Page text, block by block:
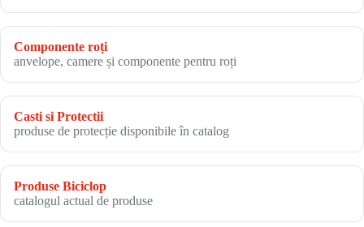
Componente roți
anvelope, camere și componente pentru roți
Casti si Protectii
produse de protecție disponibile în catalog
Produse Biciclop
catalogul actual de produse